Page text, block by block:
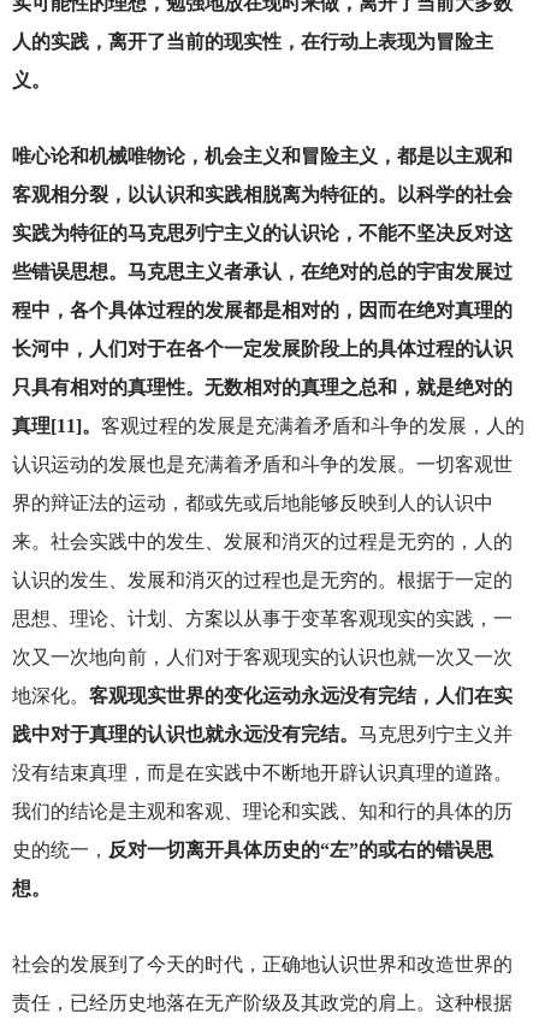
人的实践，离开了当前的现实性，在行动上表现为冒险主
义。
唯心论和机械唯物论，机会主义和冒险主义，都是以主观和
客观相分裂，以认识和实践相脱离为特征的。以科学的社会
实践为特征的马克思列宁主义的认识论，不能不坚决反对这
些错误思想。马克思主义者承认，在绝对的总的宇宙发展过
程中，各个具体过程的发展都是相对的，因而在绝对真理的
长河中，人们对于在各个一定发展阶段上的具体过程的认识
只具有相对的真理性。无数相对的真理之总和，就是绝对的
真理[11]。 客观过程的发展是充满着矛盾和斗争的发展，人的
认识运动的发展也是充满着矛盾和斗争的发展。一切客观世
界的辩证法的运动，都或先或后地能够反映到人的认识中
来。社会实践中的发生、发展和消灭的过程是无穷的，人的
认识的发生、发展和消灭的过程也是无穷的。根据于一定的
思想、理论、计划、方案以从事于变革客观现实的实践，一
次又一次地向前，人们对于客观现实的认识也就一次又一次
地深化。 客观现实世界的变化运动永远没有完结，人们在实
践中对于真理的认识也就永远没有完结。 马克思列宁主义并
没有结束真理，而是在实践中不断地开辟认识真理的道路。
我们的结论是主观和客观、理论和实践、知和行的具体的历
史的统一， 反对一切离开具体历史的“左”的或右的错误思
想。
社会的发展到了今天的时代，正确地认识世界和改造世界的
责任，已经历史地落在无产阶级及其政党的肩上。这种根据